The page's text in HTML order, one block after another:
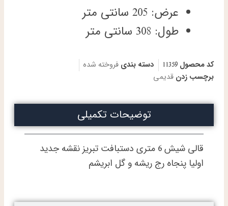
عرض: 205 سانتی متر
طول: 308 سانتی متر
کد محصول 11359 دسته بندی فروخته شده
برچسب زدن قدیمی
توضیحات تکمیلی
قالی شیش 6 متری دستبافت تبریز نقشه جدید
اولیا پنجاه رج ریشه و گل ابریشم